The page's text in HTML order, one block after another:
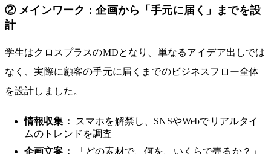
② メインワーク：企画から「手元に届く」までを設
計
学生はクロスプラスのMDとなり、単なるアイデア出しでは
なく、実際に顧客の手元に届くまでのビジネスフロー全体
を設計しました。
情報収集：
スマホを解禁し、SNSやWebでリアルタイ
ムのトレンドを調査
企画立案：
「どの素材で、何を、いくらで売るか？」